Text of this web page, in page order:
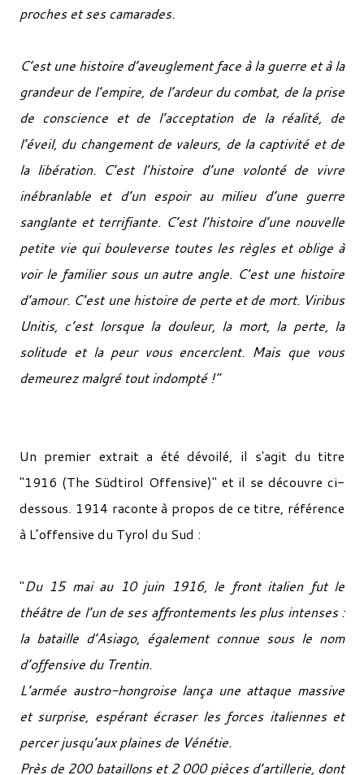
proches et ses camarades.
C’est une histoire d’aveuglement face à la guerre et à la
grandeur de l’empire, de l’ardeur du combat, de la prise
de conscience et de l’acceptation de la réalité, de
l’éveil, du changement de valeurs, de la captivité et de
la libération. C’est l’histoire d’une volonté de vivre
inébranlable et d’un espoir au milieu d’une guerre
sanglante et terrifiante. C’est l’histoire d’une nouvelle
petite vie qui bouleverse toutes les règles et oblige à
voir le familier sous un autre angle. C’est une histoire
d’amour. C’est une histoire de perte et de mort. Viribus
Unitis, c’est lorsque la douleur, la mort, la perte, la
solitude et la peur vous encerclent. Mais que vous
demeurez malgré tout indompté !"
Un premier extrait a été dévoilé, il s'agit du titre
"1916 (The Südtirol Offensive)" et il se découvre ci-
dessous. 1914 raconte à propos de ce titre, référence
à L’offensive du Tyrol du Sud :
"Du 15 mai au 10 juin 1916, le front italien fut le
théâtre de l’un de ses affrontements les plus intenses :
la bataille d’Asiago, également connue sous le nom
d’offensive du Trentin.
L’armée austro-hongroise lança une attaque massive
et surprise, espérant écraser les forces italiennes et
percer jusqu’aux plaines de Vénétie.
Près de 200 bataillons et 2 000 pièces d’artillerie, dont